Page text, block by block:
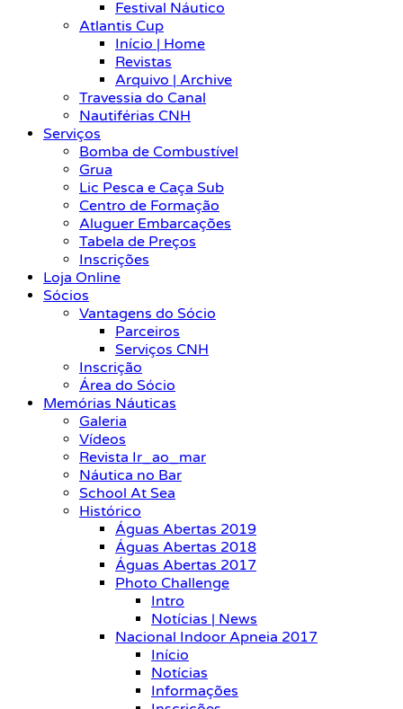
Festival Náutico
Atlantis Cup
Início | Home
Revistas
Arquivo | Archive
Travessia do Canal
Nautiférias CNH
Serviços
Bomba de Combustível
Grua
Lic Pesca e Caça Sub
Centro de Formação
Aluguer Embarcações
Tabela de Preços
Inscrições
Loja Online
Sócios
Vantagens do Sócio
Parceiros
Serviços CNH
Inscrição
Área do Sócio
Memórias Náuticas
Galeria
Vídeos
Revista Ir_ao_mar
Náutica no Bar
School At Sea
Histórico
Águas Abertas 2019
Águas Abertas 2018
Águas Abertas 2017
Photo Challenge
Intro
Notícias | News
Nacional Indoor Apneia 2017
Início
Notícias
Informações